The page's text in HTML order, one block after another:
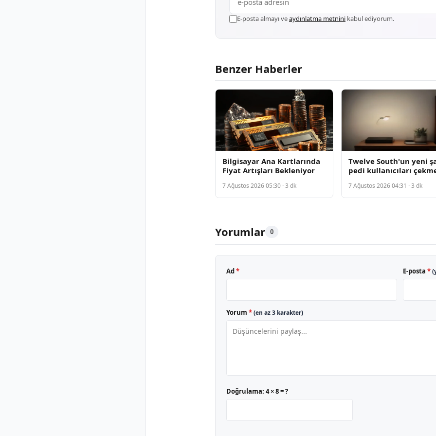
E-posta almayı veaydınlatma metnini kabul ediyorum.
Benzer Haberler
Bilgisayar Ana Kartlarında
Fiyat Artışları Bekleniyor
7 Ağustos 2026 05:30 · 3 dk
Twelve South'un yeni
pedi kullanıcıları
7 Ağustos 2026 04:31 · 3 dk
Yorumlar 0
Ad * E-posta *
Yorum *(en az 3 karakter)
Doğrulama: 4 × 8 = ?